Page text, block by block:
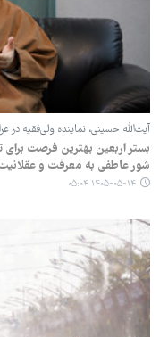
آیت‌الله حسینی، نماینده ولی‌فقیه در
بستر اربعین بهترین فرصت
شور عاطفی به معرفت و
۱۴۰۵-۰۵-۱۴ ۰۵:۰۴